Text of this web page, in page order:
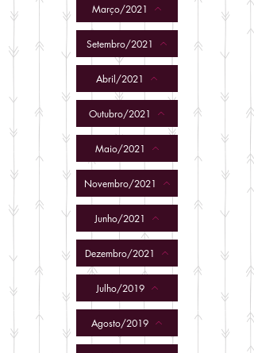
Março/2021
Setembro/2021
Abril/2021
Outubro/2021
Maio/2021
Novembro/2021
Junho/2021
Dezembro/2021
Julho/2019
Agosto/2019